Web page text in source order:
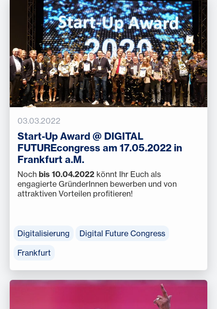
03.03.2022
Start-Up Award @ DIGITAL
FUTUREcongress am 17.05.2022 in
Frankfurt a.M.
Noch bis 10.04.2022 könnt Ihr Euch als
engagierte GründerInnen bewerben und von
attraktiven Vorteilen profitieren!
Digitalisierung
Digital Future Congress
Frankfurt